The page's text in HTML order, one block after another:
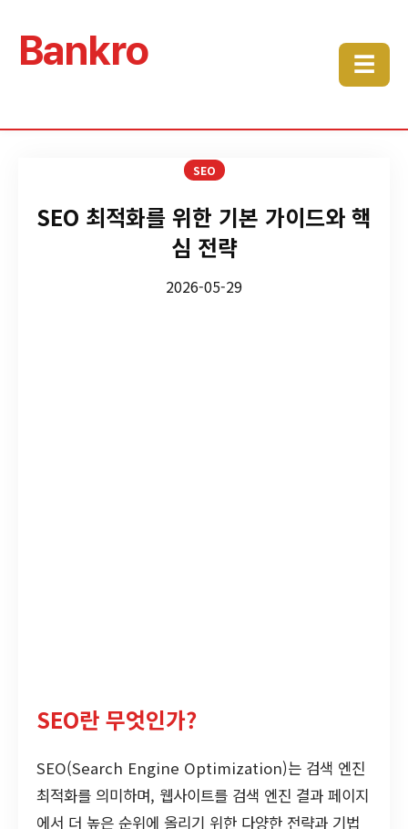
Bankro ☰
SEO
SEO 최적화를 위한 기본 가이드와 핵
심 전략
2026-05-29
SEO란 무엇인가?
SEO(Search Engine Optimization)는 검색 엔진
최적화를 의미하며, 웹사이트를 검색 엔진 결과 페이지
에서 더 높은 순위에 올리기 위한 다양한 전략과 기법